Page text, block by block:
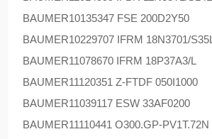
BAUMER10135347 FSE 200D2Y50
BAUMER10229707 IFRM 18N3701/S35L
BAUMER11078670 IFRM 18P37A3/L
BAUMER11120351 Z-FTDF 050I1000
BAUMER11039117 ESW 33AF0200
BAUMER11110441 O300.GP-PV1T.72N